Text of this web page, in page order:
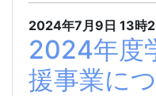
2024年7月9日 13時
2024年度
援事業に